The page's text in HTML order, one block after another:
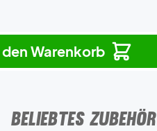
den Warenkorb
BELIEBTES ZUBEHÖR